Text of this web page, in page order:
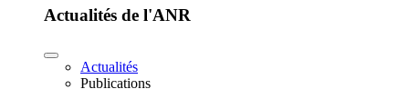
Actualités de l'ANR
Actualités
Publications